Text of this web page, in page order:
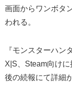
画面からワンボタ
われる。
『モンスターハン
X|S、Steam向け
後の続報にて詳細